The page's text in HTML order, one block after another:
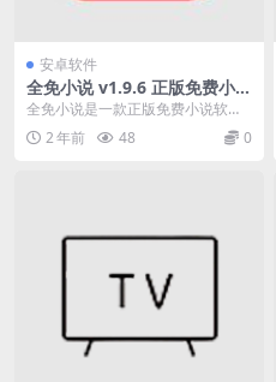
安卓软件
全免小说 v1.9.6 正版免费小说
软件，千万小说云集
全免小说是一款正版免费小说软
件。千万小说云集， 各种宠文爽文
一网打尽。光速更新小...
2 年前 48 0